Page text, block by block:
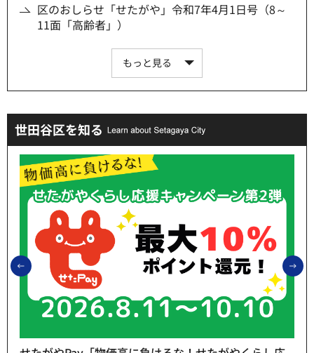
区のおしらせ「せたがや」令和7年4月1日号（8～
11面「高齢者」）
もっと見る
世田谷区を知る
前のスライドを表示